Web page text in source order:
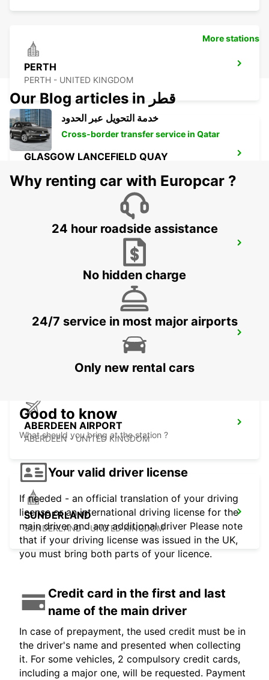
PERTH
PERTH - UNITED KINGDOM
GLASGOW LANCEFIELD QUAY
PAISLEY - UNITED KINGDOM
NEWCASTLE AIRPORT
NEWCASTLE UPON TYNE - UNITED KINGDOM
ABERDEEN AIRPORT
ABERDEEN - UNITED KINGDOM
SUNDERLAND
SUNDERLAND - UNITED KINGDOM
More stations
Our Blog articles in قطر
خدمة التحويل عبر الحدود
Cross-border transfer service in Qatar
Why renting car with Europcar ?
24 hour roadside assistance
No hidden charge
24/7 service in most major airports
Only new rental cars
Good to know
What should you bring at the station ?
Your valid driver license
If needed - an official translation of your driving
license or an international driving license for the
main driver and any additional driver Please note
that if your driving license was issued in the UK,
you must bring both parts of your licence.
Credit card in the first and last
name of the main driver
In case of prepayment, the used credit must be in
the driver's name and presented when collecting
it. For some vehicles, 2 compulsory credit cards,
including a major one, will be requested. Payment